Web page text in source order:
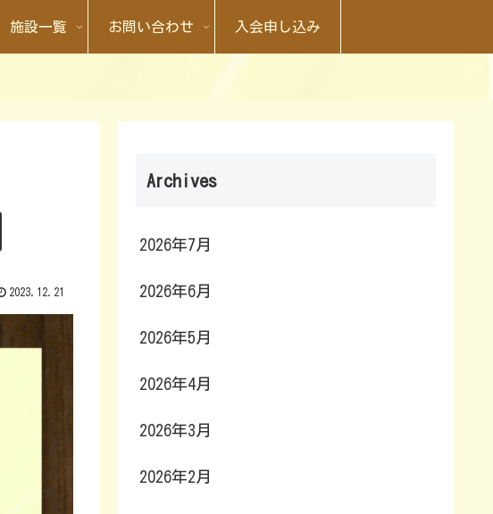
施設一覧 お問い合わせ 入会申し込み
2023.12.21
Archives
2026年7月
2026年6月
2026年5月
2026年4月
2026年3月
2026年2月